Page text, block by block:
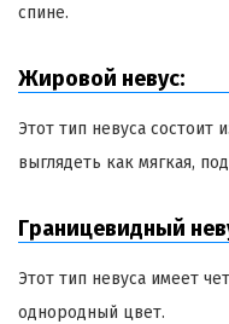
спине.
Жировой невус:
Этот тип невуса
выглядеть как мягкая,
Границевидный
Этот тип невуса имеет
однородный цвет.